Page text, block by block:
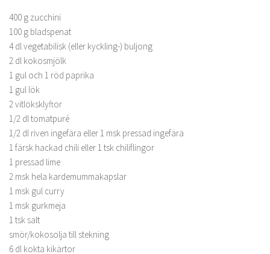
400 g zucchini
100 g bladspenat
4 dl vegetabilisk (eller kyckling-) buljong
2 dl kokosmjölk
1 gul och 1 röd paprika
1 gul lök
2 vitlöksklyftor
1/2 dl tomatpuré
1/2 dl riven ingefära eller 1 msk pressad ingefära
1 färsk hackad chili eller 1 tsk chiliflingor
1 pressad lime
2 msk hela kardemummakapslar
1 msk gul curry
1 msk gurkmeja
1 tsk salt
smör/kokosolja till stekning
6 dl kokta kikärtor